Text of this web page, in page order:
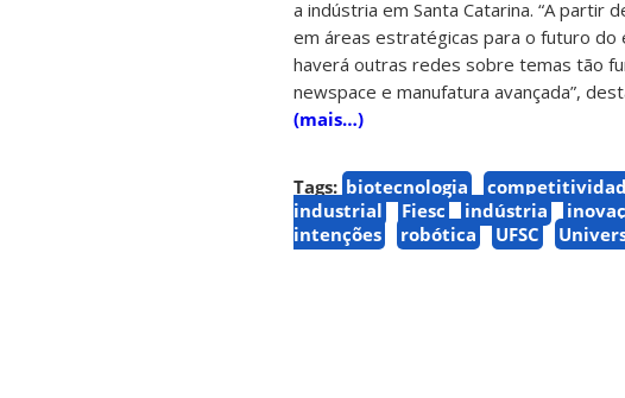
a indústria em Santa Catarina. “A
em áreas estratégicas para o futuro do
haverá outras redes sobre temas tão
newspace e manufatura avançada”,
(mais…)
Tags: biotecnologia
industrial
Fiesc indústria
intenções
robótica UFSC